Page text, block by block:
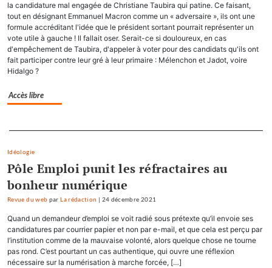
la candidature mal engagée de Christiane Taubira qui patine. Ce faisant,
tout en désignant Emmanuel Macron comme un « adversaire », ils ont une
formule accréditant l'idée que le président sortant pourrait représenter un
vote utile à gauche ! Il fallait oser. Serait-ce si douloureux, en cas
d'empêchement de Taubira, d'appeler à voter pour des candidats qu'ils ont
fait participer contre leur gré à leur primaire : Mélenchon et Jadot, voire
Hidalgo ?
Accès libre
Separateur
Idéologie
Pôle Emploi punit les réfractaires au
bonheur numérique
Revue du web par La rédaction 24 décembre 2021
Quand un demandeur d’emploi se voit radié sous prétexte qu’il envoie ses
candidatures par courrier papier et non par e-mail, et que cela est perçu par
l’institution comme de la mauvaise volonté, alors quelque chose ne tourne
pas rond. C’est pourtant un cas authentique, qui ouvre une réflexion
nécessaire sur la numérisation à marche forcée, […]